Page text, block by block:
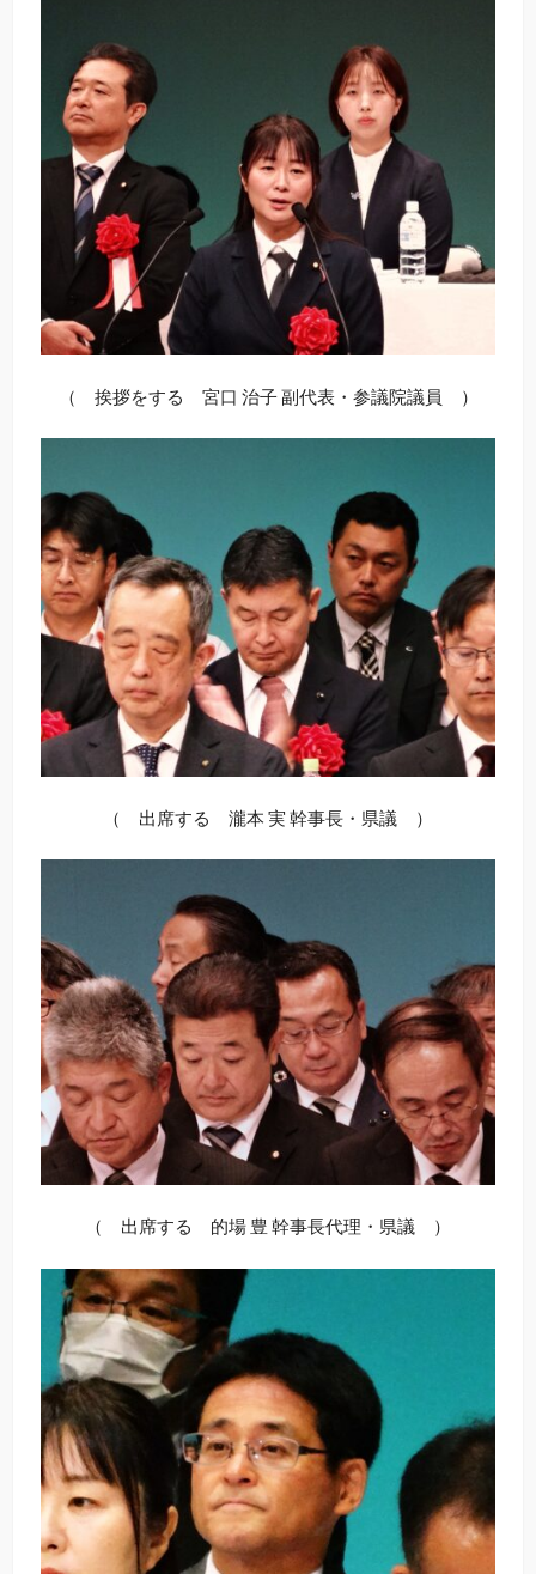
（ 挨拶をする 宮口 治子 副代表・参議院議員 ）
（ 出席する 瀧本 実 幹事長・県議 ）
（ 出席する 的場 豊 幹事長代理・県議 ）